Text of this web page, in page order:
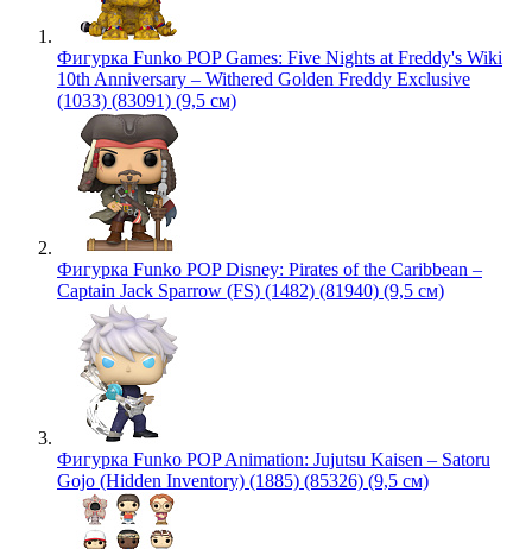
Фигурка Funko POP Games: Five Nights at Freddy's Wiki
10th Anniversary – Withered Golden Freddy Exclusive
(1033) (83091) (9,5 см)
Фигурка Funko POP Disney: Pirates of the Caribbean –
Captain Jack Sparrow (FS) (1482) (81940) (9,5 см)
Фигурка Funko POP Animation: Jujutsu Kaisen – Satoru
Gojo (Hidden Inventory) (1885) (85326) (9,5 см)